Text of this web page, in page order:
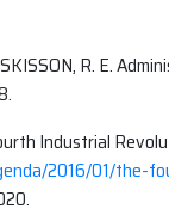
R. E.
Industrial
2016/01/the-